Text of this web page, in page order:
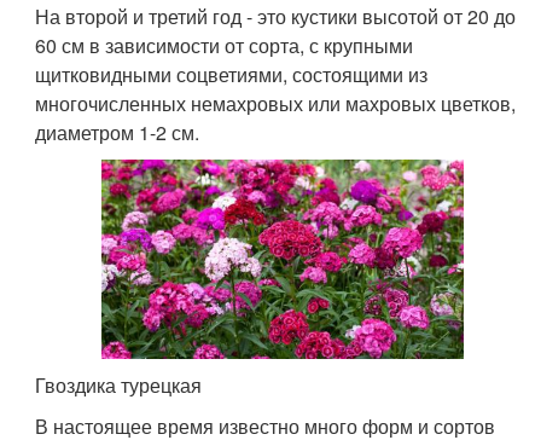
На второй и третий год - это кустики высотой от 20 до
60 см в зависимости от сорта, с крупными
щитковидными соцветиями, состоящими из
многочисленных немахровых или махровых цветков,
диаметром 1-2 см.
Гвоздика турецкая
В настоящее время известно много форм и сортов